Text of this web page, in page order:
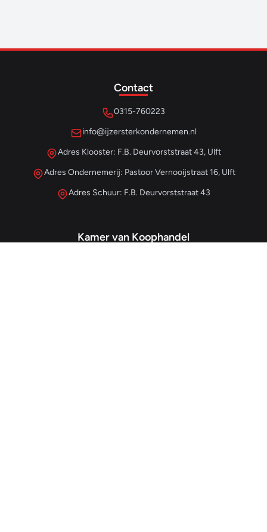
Contact
0315-760223
info@ijzersterkondernemen.nl
Adres Klooster: F.B. Deurvorststraat 43, Ulft
Adres Ondernemerij: Pastoor Vernooijstraat 16, Ulft
Adres Schuur: F.B. Deurvorststraat 43
Kamer van Koophandel